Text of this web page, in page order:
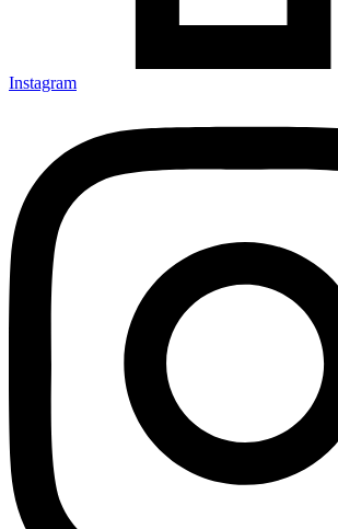
Instagram